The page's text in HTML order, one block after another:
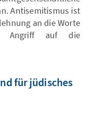
Antisemitismus ist
an die Worte
Angriff auf die
für jüdisches